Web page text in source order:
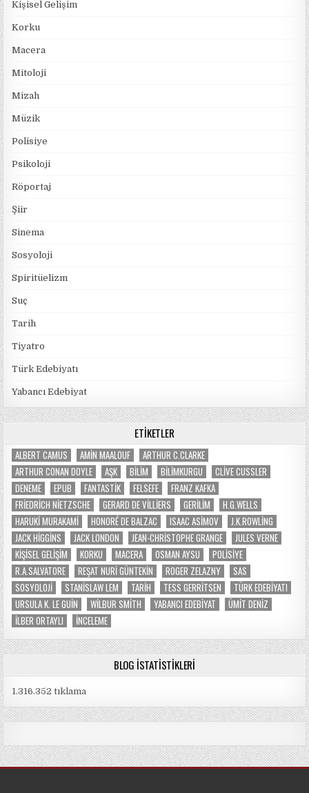
Kişisel Gelişim
Korku
Macera
Mitoloji
Mizah
Müzik
Polisiye
Psikoloji
Röportaj
Şiir
Sinema
Sosyoloji
Spiritüelizm
Suç
Tarih
Tiyatro
Türk Edebiyatı
Yabancı Edebiyat
ETIKETLER
ALBERT CAMUS AMIN MAALOUF
ARTHUR C.CLARKE
ARTHUR CONAN DOYLE
AŞK BILIM BILIMKURGU
CLIVE CUSSLER
DENEME
EPUB FANTASTIK FELSEFE
FRANZ KAFKA
FRIEDRICH NIETZSCHE
GERARD DE VILLIERS GERILIM
H.G.WELLS
HARUKI MURAKAMI
HONORÉ DE BALZAC ISAAC ASIMOV
J.K.ROWLING
JACK HIGGINS
JACK LONDON JEAN-CHRISTOPHE GRANGE
JULES VERNE
KIŞISEL GELIŞIM
KORKU MACERA OSMAN AYSU
POLISIYE
R.A.SALVATORE
REŞAT NURI GÜNTEKIN ROGER ZELAZNY
SAS
SOSYOLOJI
STANISLAW LEM TARIH TESS GERRITSEN
TÜRK EDEBIYATI
URSULA K. LE GUIN
WILBUR SMITH YABANCI EDEBIYAT
ÜMIT DENIZ
İLBER ORTAYLI
İNCELEME
BLOG İSTATISTIKLERI
1.316.352 tıklama